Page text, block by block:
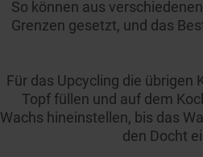
So können aus
Grenzen gesetzt, und das
Für das Upcycling die
Topf füllen und auf dem
Wachs hineinstellen, bis das
den Docht